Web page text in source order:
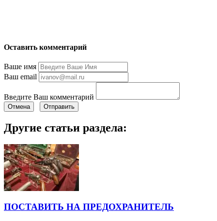
Оставить комментарий
Ваше имя
Ваш email
Введите Ваш комментарий
Отмена Отправить
Другие статьи раздела:
ПОСТАВИТЬ НА ПРЕДОХРАНИТЕЛЬ